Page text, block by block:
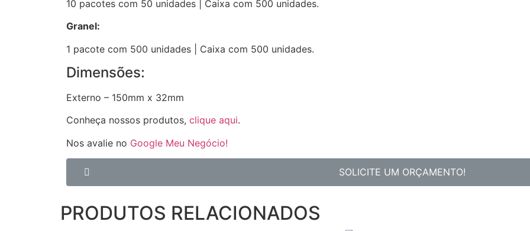
10 pacotes com 50 unidades | Caixa com 500 unidades.
Granel:
1 pacote com 500 unidades | Caixa com 500 unidades.
Dimensões:
Externo – 150mm x 32mm
Conheça nossos produtos, clique aqui.
Nos avalie no Google Meu Negócio!
SOLICITE UM ORÇAMENTO!
PRODUTOS RELACIONADOS